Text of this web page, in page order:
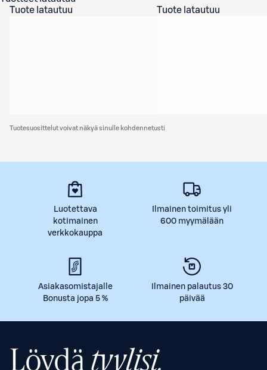
Tuote latautuu
Tuote latautuu
Tuotesuosittelut voivat näkyä sinulle kohdennetusti
Luotettava
kotimainen
verkkokauppa
Ilmainen toimitus yli
600 myymälään
Asiakasomistajalle
Bonusta jopa 5 %
Ilmainen palautus 30
päivää
Löydätyylisi.